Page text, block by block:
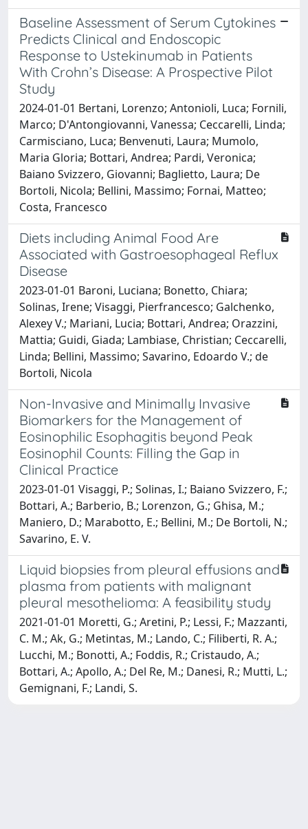
Baseline Assessment of Serum Cytokines
Predicts Clinical and Endoscopic
Response to Ustekinumab in Patients
With Crohn’s Disease: A Prospective Pilot
Study
2024-01-01 Bertani, Lorenzo; Antonioli, Luca; Fornili,
Marco; D'Antongiovanni, Vanessa; Ceccarelli, Linda;
Carmisciano, Luca; Benvenuti, Laura; Mumolo,
Maria Gloria; Bottari, Andrea; Pardi, Veronica;
Baiano Svizzero, Giovanni; Baglietto, Laura; De
Bortoli, Nicola; Bellini, Massimo; Fornai, Matteo;
Costa, Francesco
Diets including Animal Food Are
Associated with Gastroesophageal Reflux
Disease
2023-01-01 Baroni, Luciana; Bonetto, Chiara;
Solinas, Irene; Visaggi, Pierfrancesco; Galchenko,
Alexey V.; Mariani, Lucia; Bottari, Andrea; Orazzini,
Mattia; Guidi, Giada; Lambiase, Christian; Ceccarelli,
Linda; Bellini, Massimo; Savarino, Edoardo V.; de
Bortoli, Nicola
Non-Invasive and Minimally Invasive
Biomarkers for the Management of
Eosinophilic Esophagitis beyond Peak
Eosinophil Counts: Filling the Gap in
Clinical Practice
2023-01-01 Visaggi, P.; Solinas, I.; Baiano Svizzero, F.;
Bottari, A.; Barberio, B.; Lorenzon, G.; Ghisa, M.;
Maniero, D.; Marabotto, E.; Bellini, M.; De Bortoli, N.;
Savarino, E. V.
Liquid biopsies from pleural effusions and
plasma from patients with malignant
pleural mesothelioma: A feasibility study
2021-01-01 Moretti, G.; Aretini, P.; Lessi, F.; Mazzanti,
C. M.; Ak, G.; Metintas, M.; Lando, C.; Filiberti, R. A.;
Lucchi, M.; Bonotti, A.; Foddis, R.; Cristaudo, A.;
Bottari, A.; Apollo, A.; Del Re, M.; Danesi, R.; Mutti, L.;
Gemignani, F.; Landi, S.